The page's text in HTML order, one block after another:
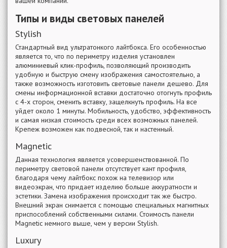
Типы и виды световых панелей
Stylish
Стандартный вид ультратонкого лайтбокса. Его особенностью
является то, что по периметру изделия установлен
алюминиевый клик-профиль, позволяющий производить
удобную и быструю смену изображения самостоятельно, а
также возможность изготовить световые панели дешево. Для
смены информационной вставки достаточно отогнуть профиль
с 4-х сторон, сменить вставку, защелкнуть профиль. На все
уйдет около 1 минуты. Мобильность, удобство, эффективность
и самая низкая стоимость среди всех возможных панелей.
Крепеж возможен как подвесной, так и настенный.
Magnetic
Данная технология является усовершенствованной. По
периметру световой панели отсутствует кант профиля,
благодаря чему лайтбокс похож на телевизор или
видеоэкран, что придает изделию больше аккуратности и
эстетики. Замена изображения происходит так же быстро.
Внешний экран снимается с помощью специальных магнитных
приспособлений собственными силами. Стоимость панели
Magnetic немного выше, чем у версии Stylish.
Luxury